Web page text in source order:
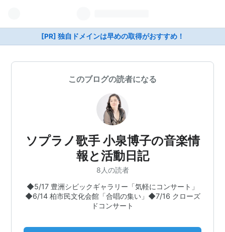
[PR] 独自ドメインは早めの取得がおすすめ！
このブログの読者になる
ソプラノ歌手 小泉博子の音楽情
報と活動日記
8人の読者
◆5/17 豊洲シビックギャラリー「気軽にコンサート」
◆6/14 柏市民文化会館「合唱の集い」◆7/16 クローズ
ドコンサート